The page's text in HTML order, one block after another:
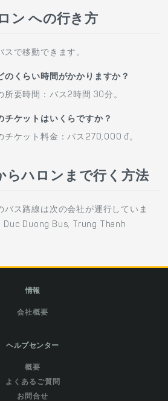
ン への行き方
で移動できます。
のくらい時間がかかりますか？
所要時間：バス2時間 30分。
チケットはいくらですか？
チケット料金：バス270,000 đ。
らハロンまで行く方法
バス路線は次の会社が運行していま
Duong Bus, Trung Thanh
情報
会社概要
ヘルプセンター
概要
よくあるご質問
お問合せ